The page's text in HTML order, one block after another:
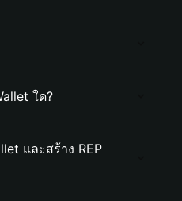
ใด?
และสร้าง REP